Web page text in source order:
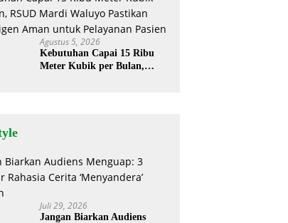
Agustus 5, 2026
Kebutuhan Capai 15 Ribu
Meter Kubik per Bulan,
Juli 29, 2026
Jangan Biarkan Audiens